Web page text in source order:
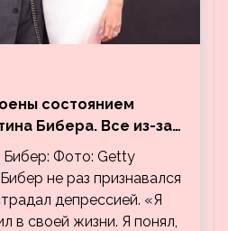
состоянием
Бибера. Все из-за
его успокаивает
Фото: Getty
не раз признавался
депрессией. «Я
в своей жизни. Я понял,